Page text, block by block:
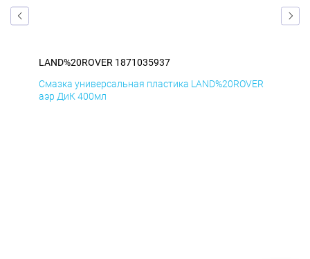
LAND%20ROVER 1871035937
Смазка универсальная пластика LAND%20ROVER
аэр ДиК 400мл